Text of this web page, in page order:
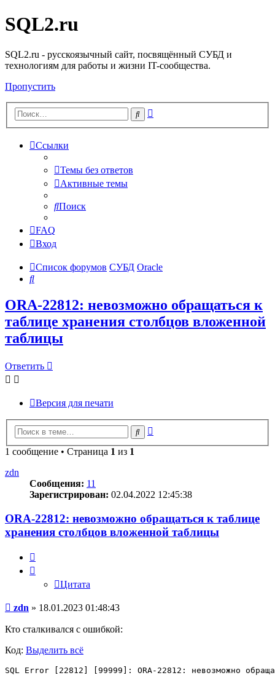
SQL2.ru
SQL2.ru - русскоязычный сайт, посвящённый СУБД и
технологиям для работы и жизни IT-сообщества.
Пропустить
Поиск
Ссылки
Темы без ответов
Активные темы
Поиск
FAQ
Вход
Список форумов СУБД Oracle
Поиск
ORA-22812: невозможно обращаться к
таблице хранения столбцов вложенной
таблицы
Ответить
Версия для печати
Поиск
1 сообщение • Страница 1 из 1
zdn
Сообщения: 11
Зарегистрирован: 02.04.2022 12:45:38
ORA-22812: невозможно обращаться к таблице
хранения столбцов вложенной таблицы
Цитата
Сообщение
zdn » 18.01.2023 01:48:43
Кто сталкивался с ошибкой:
Код: Выделить всё
SQL Error [22812] [99999]: ORA-22812: невозможно